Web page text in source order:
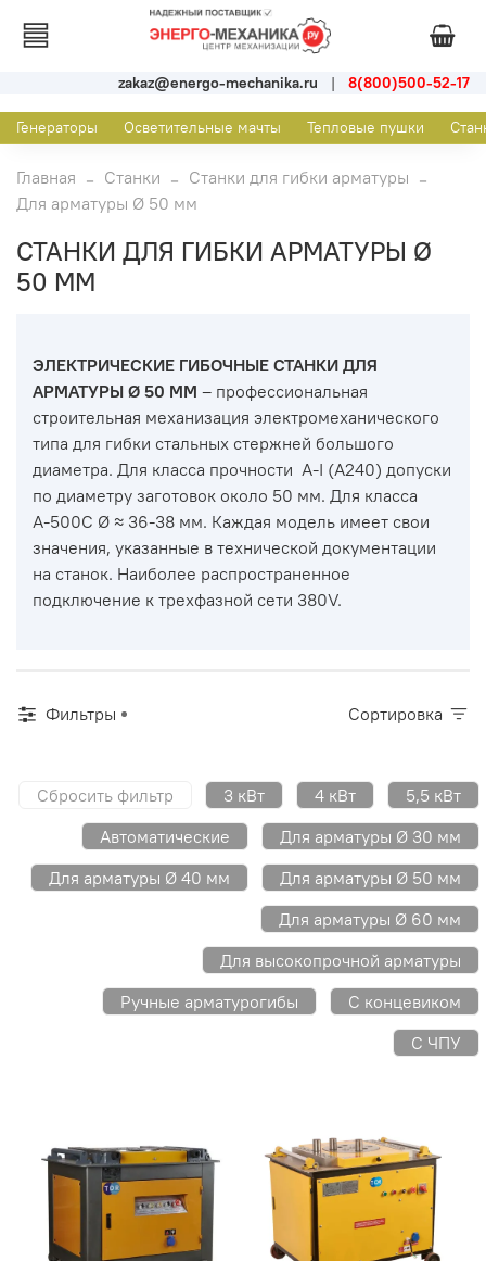
zakaz@energo-mechanika.ru | 8(800)500-52-17
Генераторы Осветительные мачты Тепловые пушки
Главная Станки
Станки для гибки арматуры
Для арматуры Ø 50 мм
СТАНКИ ДЛЯ ГИБКИ АРМАТУРЫ Ø
50 ММ
ЭЛЕКТРИЧЕСКИЕ ГИБОЧНЫЕ СТАНКИ ДЛЯ
АРМАТУРЫ Ø 50 ММ – профессиональная
строительная механизация электромеханического
типа для гибки стальных стержней большого
диаметра. Для класса прочности А-I (А240) допуски
по диаметру заготовок около 50 мм. Для класса
А-500С Ø ≈ 36-38 мм. Каждая модель имеет свои
значения, указанные в технической документации
на станок. Наиболее распространенное
подключение к трехфазной сети 380V.
Фильтры Сортировка
Сбросить фильтр 3 кВт 4 кВт
5,5 кВт
Автоматические
Для арматуры Ø 30 мм
Для арматуры Ø 40 мм
Для арматуры Ø 50 мм
Для арматуры Ø 60 мм
Для высокопрочной арматуры
Ручные арматурогибы
С концевиком
С ЧПУ